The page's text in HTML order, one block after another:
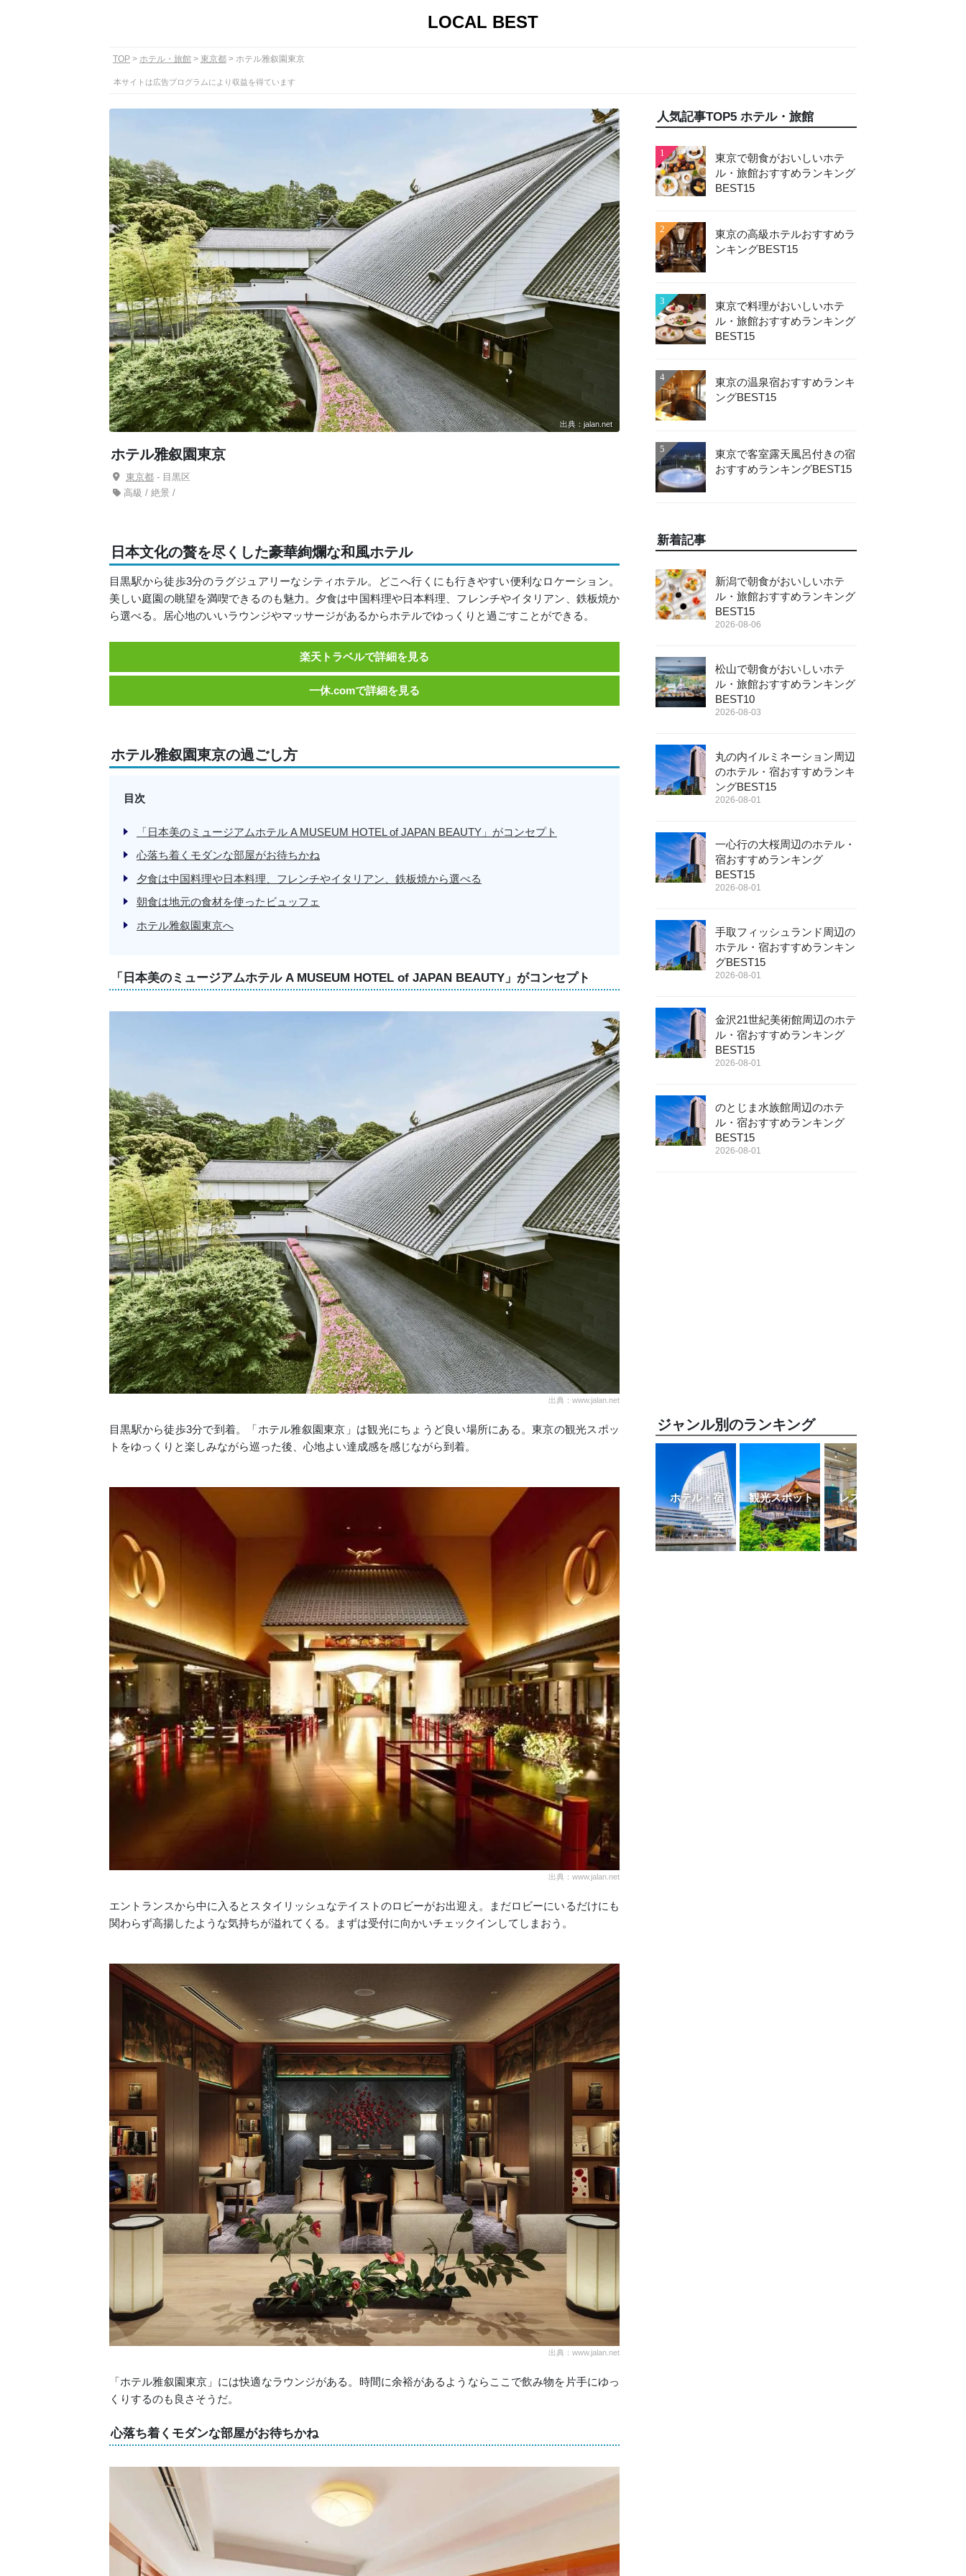
LOCAL BEST
TOP ホテル・旅館 東京都 ホテル雅叙園東京
本サイトは広告プログラムにより収益を得ています
出典：jalan.net
ホテル雅叙園東京
東京都 - 目黒区
高級 / 絶景 /
日本文化の贅を尽くした豪華絢爛な和風ホテル
目黒駅から徒歩3分のラグジュアリーなシティホテル。どこへ行くにも行きやすい便利なロケーション。
美しい庭園の眺望を満喫できるのも魅力。夕食は中国料理や日本料理、フレンチやイタリアン、鉄板焼か
ら選べる。居心地のいいラウンジやマッサージがあるからホテルでゆっくりと過ごすことができる。
楽天トラベルで詳細を見る
一休.comで詳細を見る
ホテル雅叙園東京の過ごし方
目次
「日本美のミュージアムホテル A MUSEUM HOTEL of JAPAN BEAUTY」がコンセプト
心落ち着くモダンな部屋がお待ちかね
夕食は中国料理や日本料理、フレンチやイタリアン、鉄板焼から選べる
朝食は地元の食材を使ったビュッフェ
ホテル雅叙園東京へ
「日本美のミュージアムホテル A MUSEUM HOTEL of JAPAN BEAUTY」がコンセプト
出典：www.jalan.net
目黒駅から徒歩3分で到着。「ホテル雅叙園東京」は観光にちょうど良い場所にある。東京の観光スポッ
トをゆっくりと楽しみながら巡った後、心地よい達成感を感じながら到着。
出典：www.jalan.net
エントランスから中に入るとスタイリッシュなテイストのロビーがお出迎え。まだロビーにいるだけにも
関わらず高揚したような気持ちが溢れてくる。まずは受付に向かいチェックインしてしまおう。
出典：www.jalan.net
「ホテル雅叙園東京」には快適なラウンジがある。時間に余裕があるようならここで飲み物を片手にゆっ
くりするのも良さそうだ。
心落ち着くモダンな部屋がお待ちかね
人気記事TOP5 ホテル・旅館
1
東京で朝食がおいしいホテ
ル・旅館おすすめランキング
BEST15
2
東京の高級ホテルおすすめラ
ンキングBEST15
3
東京で料理がおいしいホテ
ル・旅館おすすめランキング
BEST15
4
東京の温泉宿おすすめランキ
ングBEST15
5
東京で客室露天風呂付きの宿
おすすめランキングBEST15
新着記事
新潟で朝食がおいしいホテ
ル・旅館おすすめランキング
BEST15
2026-08-06
松山で朝食がおいしいホテ
ル・旅館おすすめランキング
BEST10
2026-08-03
丸の内イルミネーション周辺
のホテル・宿おすすめランキ
ングBEST15
2026-08-01
一心行の大桜周辺のホテル・
宿おすすめランキング
BEST15
2026-08-01
手取フィッシュランド周辺の
ホテル・宿おすすめランキン
グBEST15
2026-08-01
金沢21世紀美術館周辺のホテ
ル・宿おすすめランキング
BEST15
2026-08-01
のとじま水族館周辺のホテ
ル・宿おすすめランキング
BEST15
2026-08-01
ジャンル別のランキング
ホテル・宿 観光スポット レストラン